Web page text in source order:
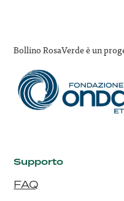
Bollino RosaVerde è un
Supporto
FAQ